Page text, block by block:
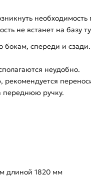
не встанет на базу
спереди и
неудобно.
переднюю ручку.
длиной 1820 мм